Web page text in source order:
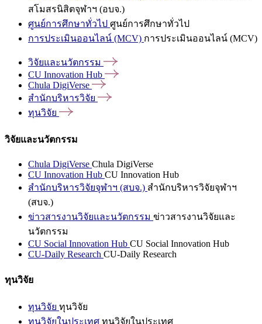
สโมสรนิสิตจุฬาฯ (อบจ.)
ศูนย์การศึกษาทั่วไป ศูนย์การศึกษาทั่วไป
การประเมินออนไลน์ (MCV) การประเมินออนไลน์ (MCV)
วิจัยและนวัตกรรม
CU Innovation Hub
Chula DigiVerse
สำนักบริหารวิจัย
ทุนวิจัย
วิจัยและนวัตกรรม
Chula DigiVerse Chula DigiVerse
CU Innovation Hub CU Innovation Hub
สำนักบริหารวิจัยจุฬาฯ (สบจ.) สำนักบริหารวิจัยจุฬาฯ
(สบจ.)
ข่าวสารงานวิจัยและนวัตกรรม ข่าวสารงานวิจัยและ
นวัตกรรม
CU Social Innovation Hub CU Social Innovation Hub
CU-Daily Research CU-Daily Research
ทุนวิจัย
ทุนวิจัย ทุนวิจัย
ทุนวิจัยในประเทศ ทุนวิจัยในประเทศ